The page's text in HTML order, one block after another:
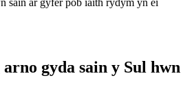
sain ar gyfer pob iaith rydym yn ei
gyda sain y Sul hwn